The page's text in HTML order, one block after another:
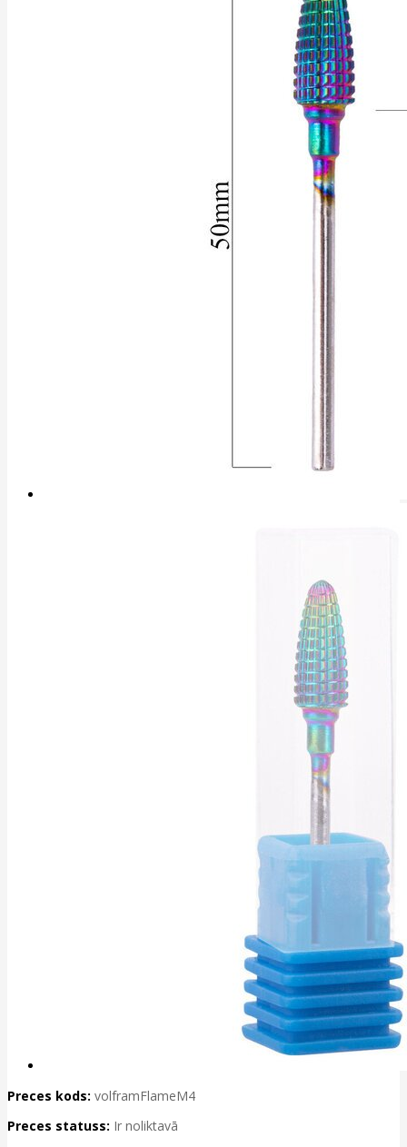
Preces kods: volframFlameM4
Preces statuss: Ir noliktavā